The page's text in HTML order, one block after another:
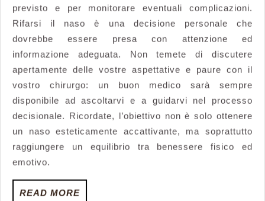
previsto e per monitorare eventuali complicazioni.
Rifarsi il naso è una decisione personale che
dovrebbe essere presa con attenzione ed
informazione adeguata. Non temete di discutere
apertamente delle vostre aspettative e paure con il
vostro chirurgo: un buon medico sarà sempre
disponibile ad ascoltarvi e a guidarvi nel processo
decisionale. Ricordate, l’obiettivo non è solo ottenere
un naso esteticamente accattivante, ma soprattutto
raggiungere un equilibrio tra benessere fisico ed
emotivo.
READ MOREREAD